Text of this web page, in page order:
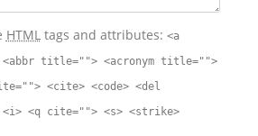
HTMLtags and attributes: <a
title=""> <acronym title="">
<cite> <code> <del
<i> <q cite=""> <s> <strike>